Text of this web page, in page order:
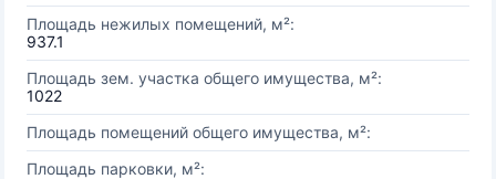
Площадь нежилых помещений, м²:
937.1
Площадь зем. участка общего имущества, м²:
1022
Площадь помещений общего имущества, м²:
Площадь парковки, м²: